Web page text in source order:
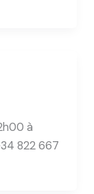
à
822 667